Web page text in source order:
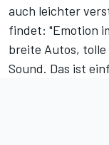
auch leichter
findet: "Emotion
breite Autos,
Sound. Das ist